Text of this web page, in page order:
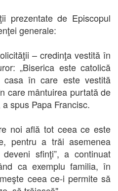
prezentate de Episcopul
generale:
– credinţa vestită în
„Biserica este catolică
în care este vestită
care mântuirea purtată de
spus Papa Francisc.
noi află tot ceea ce este
pentru a trăi asemenea
sfinţi”, a continuat
ca exemplu familia, în
ceea ce-i permite să